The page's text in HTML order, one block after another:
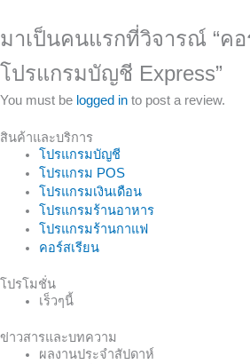
มาเป็นคนแรกที่วิจารณ์ “คอ
โปรแกรมบัญชี Express”
You must be logged in to post a review.
สินค้าและบริการ
โปรแกรมบัญชี
โปรแกรม POS
โปรแกรมเงินเดือน
โปรแกรมร้านอาหาร
โปรแกรมร้านกาแฟ
คอร์สเรียน
โปรโมชั่น
เร็วๆนี้
ข่าวสารและบทความ
ผลงานประจำสัปดาห์